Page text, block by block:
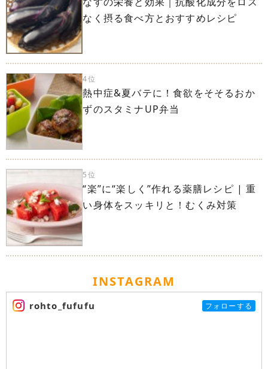
なく摂る食べ方とおすすめレシピ
4位
熱中症&夏バテに！食欲をそそるおか
ずのスタミナUP弁当
5位
“楽”に“楽しく”作れる薬膳レシピ | 重
い身体をスッキリと！むくみ対策
INSTAGRAM
rohto_fufufu フォローする